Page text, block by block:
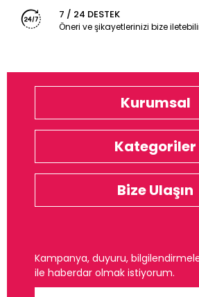
7 / 24 DESTEK
Öneri ve şikayetlerinizi bize
Kurumsal
Kategoriler
Bize Ulaşın
Kampanya, duyuru,
ile haberdar olmak istiyorum.